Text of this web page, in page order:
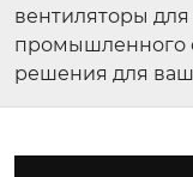
вентиляторы
промышленного
решения для